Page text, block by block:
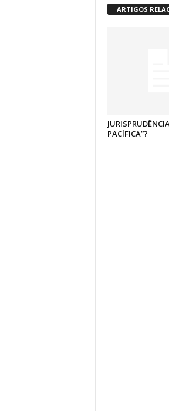
ARTIGOS
PACÍFICA”?